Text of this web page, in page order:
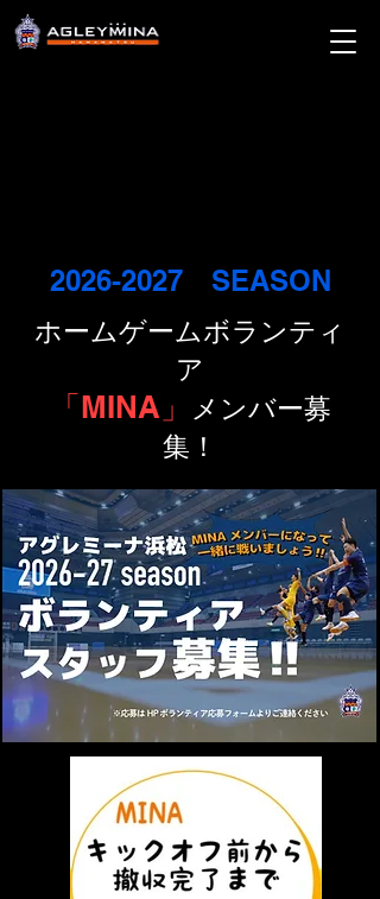
2026-2027SEASON
​ホームゲームボランティ
ア
「MINA」
メンバー募
集！